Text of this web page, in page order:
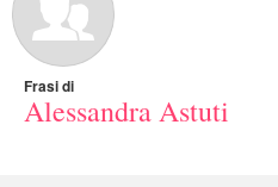
Frasi di
Alessandra Astuti